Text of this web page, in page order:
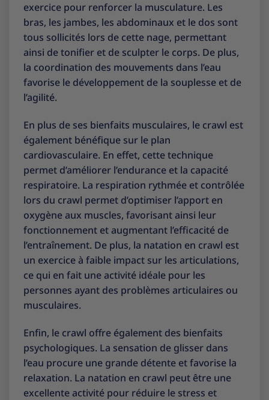
exercice pour renforcer la musculature. Les
bras, les jambes, les abdominaux et le dos sont
tous sollicités lors de cette nage, permettant
ainsi de tonifier et de sculpter le corps. De plus,
la coordination des mouvements dans l’eau
favorise le développement de la souplesse et de
l’agilité.
En plus de ses bienfaits musculaires, le crawl est
également bénéfique sur le plan
cardiovasculaire. En effet, cette technique
permet d’améliorer l’endurance et la capacité
respiratoire. La respiration rythmée et contrôlée
lors du crawl permet d’optimiser l’apport en
oxygène aux muscles, favorisant ainsi leur
fonctionnement et augmentant l’efficacité de
l’entraînement. De plus, la natation en crawl est
un exercice à faible impact sur les articulations,
ce qui en fait une activité idéale pour les
personnes ayant des problèmes articulaires ou
musculaires.
Enfin, le crawl offre également des bienfaits
psychologiques. La sensation de glisser dans
l’eau procure une grande détente et favorise la
relaxation. La natation en crawl peut être une
excellente activité pour réduire le stress et